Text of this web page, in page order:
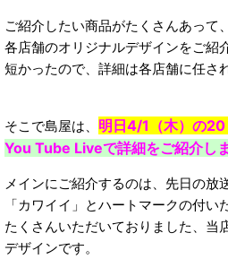
ご紹介したい商品がたくさんあって、
各店舗のオリジナルデザインをご紹
短かったので、詳細は各店舗に任さ
そこで島屋は、 明日4/1（木）の
You Tube Liveで詳細をご紹介し
メインにご紹介するのは、先日の放
「カワイイ」とハートマークの付い
たくさんいただいておりました、当
デザインです。